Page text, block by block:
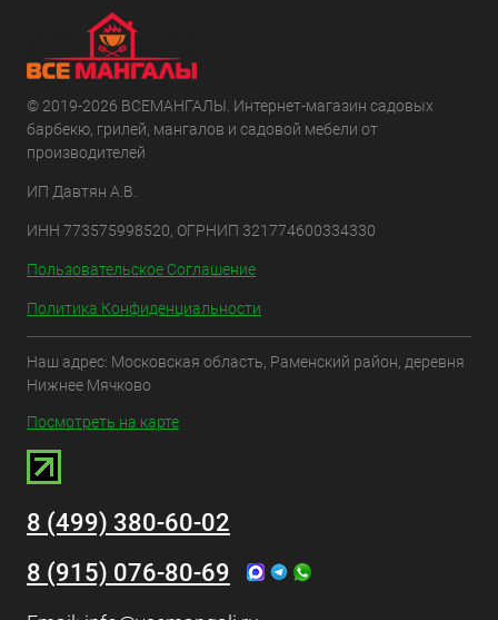
© 2019-2026 ВСЕМАНГАЛЫ. Интернет-магазин садовых
барбекю, грилей, мангалов и садовой мебели от
производителей
ИП Давтян А.В.
ИНН 773575998520, ОГРНИП 321774600334330
Пользовательское Соглашение
Политика Конфиденциальности
Наш адрес: Московская область, Раменский район, деревня
Нижнее Мячково
Посмотреть на карте
8 (499) 380-60-02
8 (915) 076-80-69